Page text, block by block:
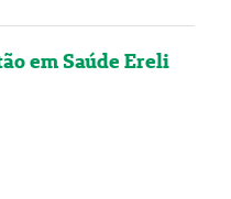
em Saúde Ereli